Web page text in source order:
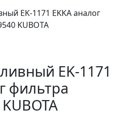
EK-1171
фильтра